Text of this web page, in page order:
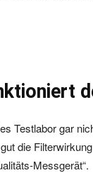
Testlabor gar
die
Messgerät“.